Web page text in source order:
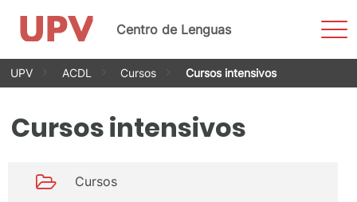
Saltar
Centro de Lenguas
UPV ACDL Cursos Cursos intensivos
Cursos intensivos
Cursos